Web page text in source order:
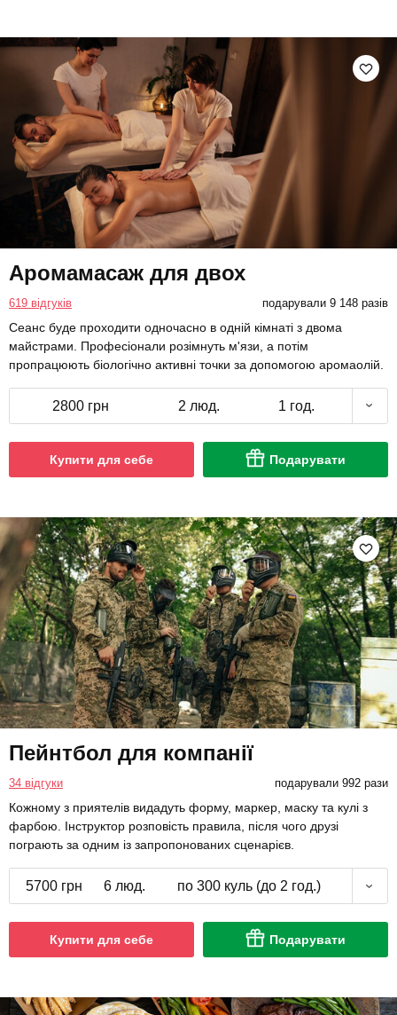
Аромамасаж для двох
619 відгуків подарували 9 148 разів
Сеанс буде проходити одночасно в одній кімнаті з двома
майстрами. Професіонали розімнуть м'язи, а потім
пропрацюють біологічно активні точки за допомогою аромаолій.
2800 грн 2 люд. 1 год.
Купити для себе Подарувати
Пейнтбол для компанії
34 відгуки подарували 992 рази
Кожному з приятелів видадуть форму, маркер, маску та кулі з
фарбою. Інструктор розповість правила, після чого друзі
пограють за одним із запропонованих сценарієв.
5700 грн 6 люд. по 300 куль (до 2 год.)
Купити для себе Подарувати